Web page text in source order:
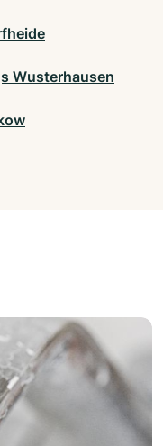
Wusterhausen